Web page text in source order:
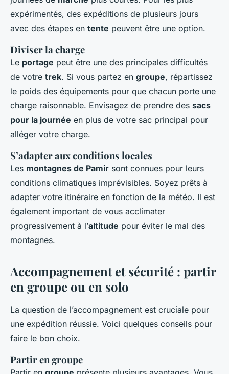
expérimentés, des expéditions de plusieurs jours
avec des étapes en tente peuvent être une option.
Diviser la charge
Le portage peut être une des principales difficultés
de votre trek. Si vous partez en groupe, répartissez
le poids des équipements pour que chacun porte une
charge raisonnable. Envisagez de prendre des sacs
pour la journée en plus de votre sac principal pour
alléger votre charge.
S’adapter aux conditions locales
Les montagnes de Pamir sont connues pour leurs
conditions climatiques imprévisibles. Soyez prêts à
adapter votre itinéraire en fonction de la météo. Il est
également important de vous acclimater
progressivement à l’altitude pour éviter le mal des
montagnes.
Accompagnement et sécurité : partir
en groupe ou en solo
La question de l’accompagnement est cruciale pour
une expédition réussie. Voici quelques conseils pour
faire le bon choix.
Partir en groupe